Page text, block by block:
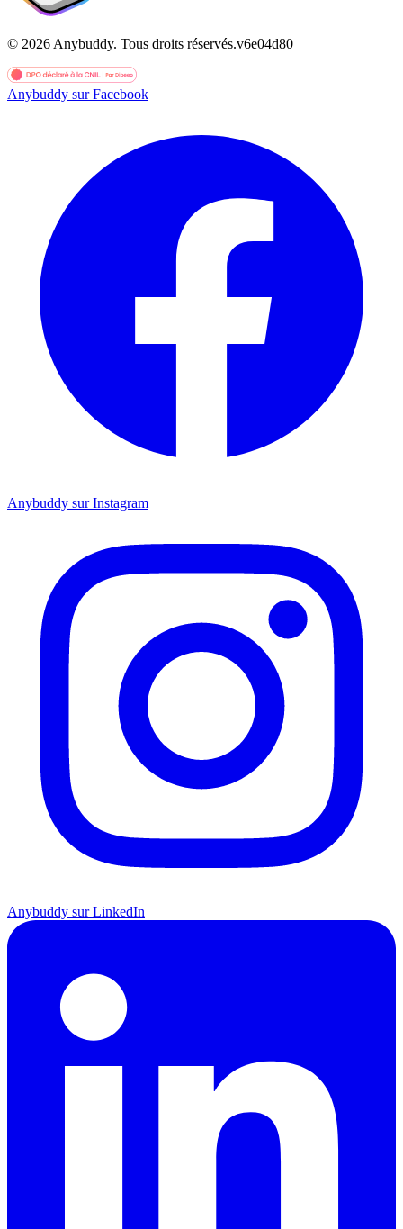
© 2026 Anybuddy. Tous droits réservés.v6e04d80
Anybuddy sur Facebook
Anybuddy sur Instagram
Anybuddy sur LinkedIn